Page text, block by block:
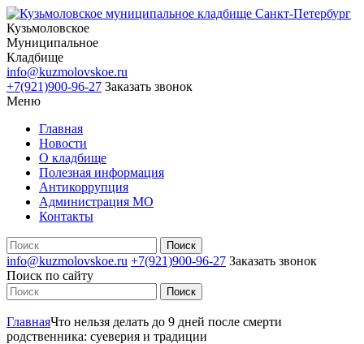
Кузьмоловское
Муниципальное
Кладбище
info@kuzmolovskoe.ru
+7(921)900-96-27 Заказать звонок
Меню
Главная
Новости
О кладбище
Полезная информация
Антикоррупция
Администрация МО
Контакты
info@kuzmolovskoe.ru +7(921)900-96-27 Заказать звонок
Поиск по сайту
ГлавнаяЧто нельзя делать до 9 дней после смерти
родственника: суеверия и традиции